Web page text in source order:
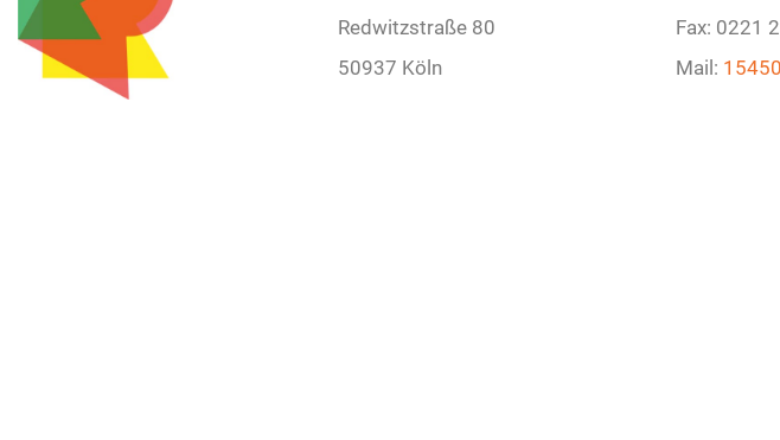
Redwitzstraße 80
50937 Köln
Fax: 0221
Mail: